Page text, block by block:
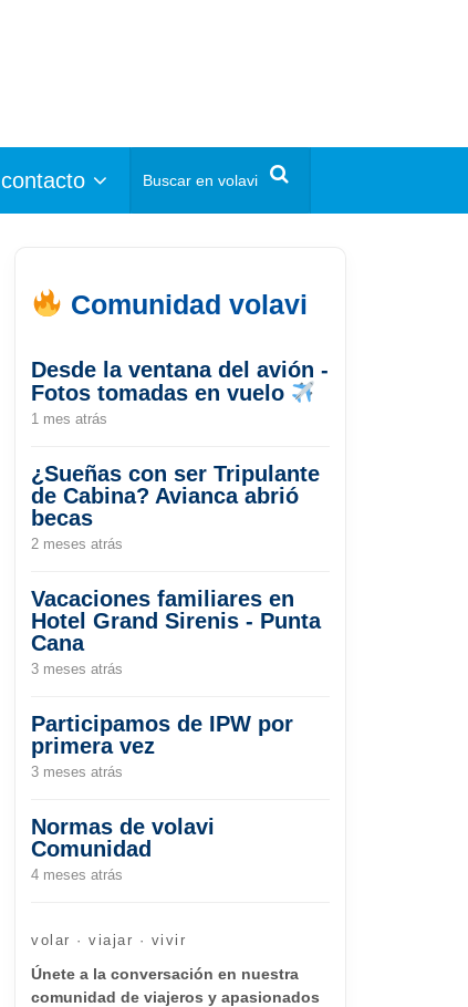
contacto
Comunidad volavi
Desde la ventana del avión -
Fotos tomadas en vuelo
1 mes atrás
¿Sueñas con ser Tripulante
de Cabina? Avianca abrió
becas
2 meses atrás
Vacaciones familiares en
Hotel Grand Sirenis - Punta
Cana
3 meses atrás
Participamos de IPW por
primera vez
3 meses atrás
Normas de volavi
Comunidad
4 meses atrás
volar · viajar · vivir
Únete a la conversación en nuestra
comunidad de viajeros y apasionados